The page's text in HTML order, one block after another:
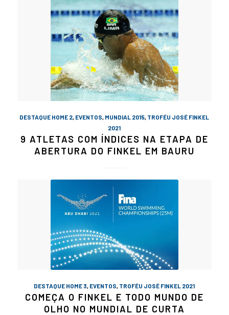
DESTAQUE HOME 2, EVENTOS, MUNDIAL 2015, TROFÉU JOSÉ FINKEL
2021
9 ATLETAS COM ÍNDICES NA ETAPA DE
ABERTURA DO FINKEL EM BAURU
DESTAQUE HOME 3, EVENTOS, TROFÉU JOSÉ FINKEL 2021
COMEÇA O FINKEL E TODO MUNDO DE
OLHO NO MUNDIAL DE CURTA